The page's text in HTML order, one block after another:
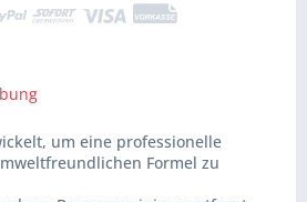
um eine professionelle
Formel zu